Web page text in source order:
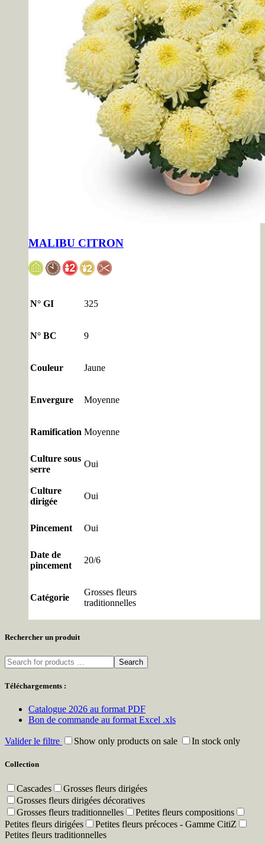
MALIBU CITRON
N° GI 325
N° BC 9
Couleur Jaune
Envergure Moyenne
Ramification Moyenne
Culture sous
serre
Oui
Culture
dirigée
Oui
Pincement Oui
Date de
pincement
20/6
Catégorie
Grosses fleurs
traditionnelles
Rechercher un produit
Search
Téléchargements :
Catalogue 2026 au format PDF
Bon de commande au format Excel .xls
Valider le filtre Show only products on sale In stock only
Collection
Cascades
Grosses fleurs dirigées
Grosses fleurs dirigées décoratives
Grosses fleurs traditionnelles
Petites fleurs compositions
Petites fleurs dirigées
Petites fleurs précoces - Gamme CitiZ
Petites fleurs traditionnelles